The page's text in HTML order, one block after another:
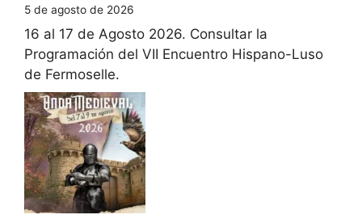
5 de agosto de 2026
16 al 17 de Agosto 2026. Consultar la
Programación del VII Encuentro Hispano-Luso
de Fermoselle.